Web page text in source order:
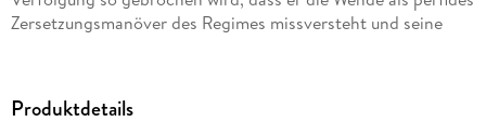
Zersetzungsmanöver des Regimes missversteht und seine
Hamburger Kiez seine Höllenfahrt, verwandelt sich eine
Produktdetails